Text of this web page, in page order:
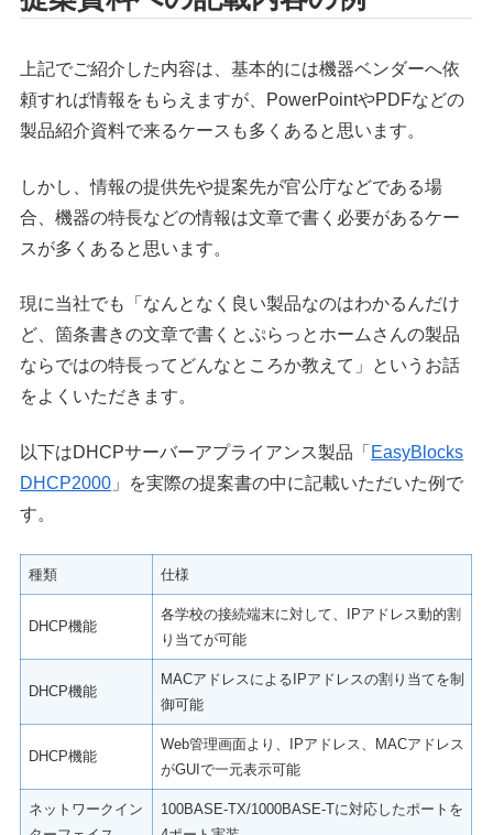
上記でご紹介した内容は、基本的には機器ベンダーへ依
頼すれば情報をもらえますが、PowerPointやPDFなどの
製品紹介資料で来るケースも多くあると思います。
しかし、情報の提供先や提案先が官公庁などである場
合、機器の特長などの情報は文章で書く必要があるケー
スが多くあると思います。
現に当社でも「なんとなく良い製品なのはわかるんだけ
ど、箇条書きの文章で書くとぷらっとホームさんの製品
ならではの特長ってどんなところか教えて」というお話
をよくいただきます。
以下はDHCPサーバーアプライアンス製品「 EasyBlocks
DHCP2000 」を実際の提案書の中に記載いただいた例で
す。
種類 仕様
DHCP機能
各学校の接続端末に対して、IPアドレス動的割
り当てが可能
DHCP機能
MACアドレスによるIPアドレスの割り当てを制
御可能
DHCP機能
Web管理画面より、IPアドレス、MACアドレス
がGUIで一元表示可能
ネットワークイン
100BASE-TX/1000BASE-Tに対応したポートを